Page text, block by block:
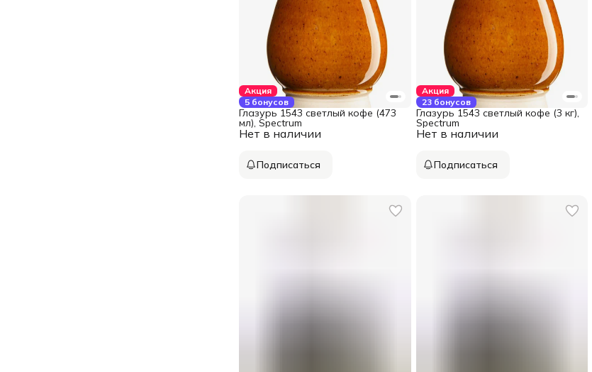
Акция
5 бонусов
Нет в наличии
Глазурь 1543 светлый кофе (473
мл), Spectrum
Подписаться
Акция
23 бонусов
Нет в наличии
Глазурь 1543 светлый кофе (3 кг),
Spectrum
Подписаться